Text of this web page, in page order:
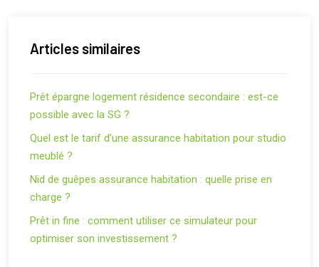
Articles similaires
Prêt épargne logement résidence secondaire : est-ce
possible avec la SG ?
Quel est le tarif d’une assurance habitation pour studio
meublé ?
Nid de guêpes assurance habitation : quelle prise en
charge ?
Prêt in fine : comment utiliser ce simulateur pour
optimiser son investissement ?